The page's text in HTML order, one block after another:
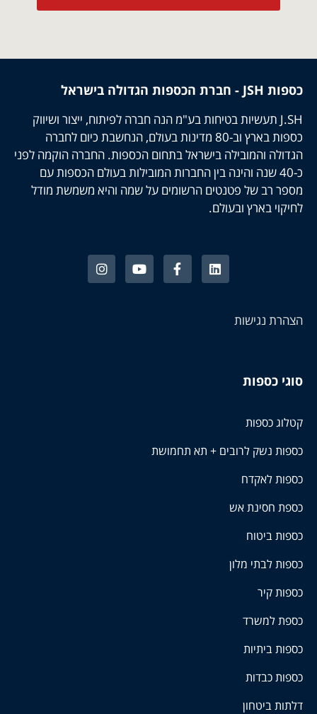
כספות JSH - חברת הכספות הגדולה בישראל
J.SH תעשיות בטיחות בע"מ הנה חברה לפיתוח, ייצור ושיווק
כספות בארץ וב-80 מדינות בעולם, הנחשבת כיום לחברה
הגדולה והמובילה בישראל בתחום הכספות. החברה הוקמה לפני
כ-40 שנה והינה בין החברות המובילות בעולם הכספות עם
מספר רב של פטנטים הרשומים על שמה והיא משמשת מודל
לחיקוי בארץ ובעולם.
הצהרת נגישות
סוגי כספות
קטלוג כספות
כספות נשק לרובים + תא תחמושת
כספות לאקדח
כספת חסינת אש
כספות ביטוח
כספות לבתי מלון
כספות קיר
כספת למשרד
כספות ביתיות
כספות כבדות
דלתות ביטחון